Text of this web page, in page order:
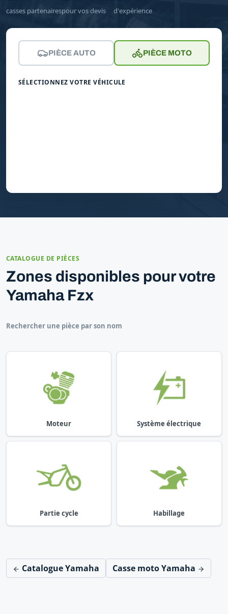
casses partenairespour vos devis d'expérience
PIÈCE AUTO PIÈCE MOTO
SÉLECTIONNEZ VOTRE VÉHICULE
CATALOGUE DE PIÈCES
Zones disponibles pour votre
Yamaha Fzx
Rechercher une pièce par son nom
Moteur Système électrique
Partie cycle Habillage
Catalogue Yamaha Casse moto Yamaha